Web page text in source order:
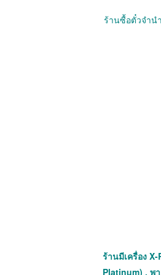
ร้านซื้อตั๋วจำน
ร้านมีเครื่อง
Platinum) , พ